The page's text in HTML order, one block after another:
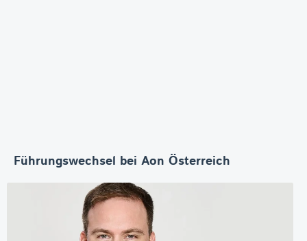
Führungswechsel bei Aon Österreich